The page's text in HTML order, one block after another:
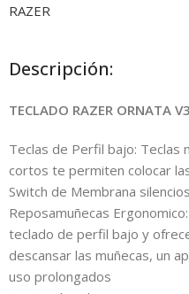
RAZER
Descripción:
TECLADO RAZER ORNATA
Teclas de Perfil bajo: Teclas
cortos te permiten colocar
Switch de Membrana
Reposamuñecas
teclado de perfil bajo y
descansar las muñecas, un
uso prolongados